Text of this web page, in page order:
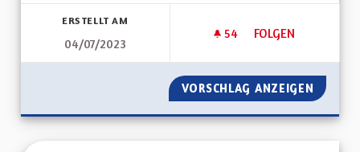
ERSTELLT AM
04/07/2023
54 54 FOLLOWER
FOLGEN
LA GESTION DES
VORSCHLAG ANZEIGEN LA